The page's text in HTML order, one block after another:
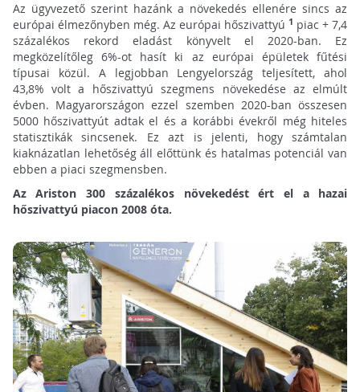
Az ügyvezető szerint hazánk a növekedés ellenére sincs az
európai élmezőnyben még. Az európai hőszivattyú 1 piac + 7,4
százalékos rekord eladást könyvelt el 2020-ban. Ez
megközelítőleg 6%-ot hasít ki az európai épületek fűtési
típusai közül. A legjobban Lengyelország teljesített, ahol
43,8% volt a hőszivattyú szegmens növekedése az elmúlt
évben. Magyarországon ezzel szemben 2020-ban összesen
5000 hőszivattyút adtak el és a korábbi évekről még hiteles
statisztikák sincsenek. Ez azt is jelenti, hogy számtalan
kiaknázatlan lehetőség áll előttünk és hatalmas potenciál van
ebben a piaci szegmensben.
Az Ariston 300 százalékos növekedést ért el a hazai
hőszivattyú piacon 2008 óta.